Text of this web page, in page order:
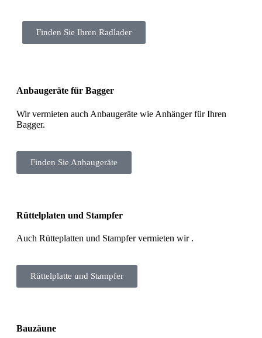
Finden Sie Ihren Radlader
Anbaugeräte für Bagger
Wir vermieten auch Anbaugeräte wie Anhänger für Ihren
Bagger.
Finden Sie Anbaugeräte
Rüttelplaten und Stampfer
Auch Rütteplatten und Stampfer vermieten wir .
Rüttelplatte und Stampfer
Bauzäune